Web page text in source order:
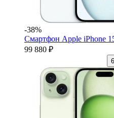
-38%
Смартфон Apple iPhone
99 880 ₽